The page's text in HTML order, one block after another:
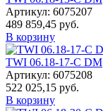
Артикул: 6075207
489 859,45 руб.
В корзину
TWI 06.18-17-C DM
Артикул: 6075208
522 025,15 руб.
В корзину